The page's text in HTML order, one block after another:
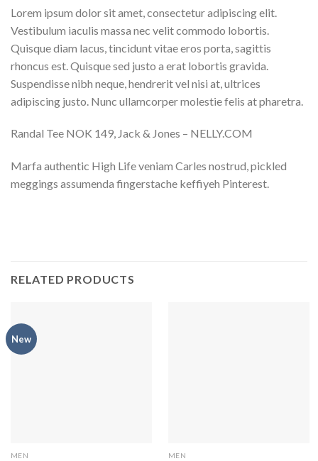
Lorem ipsum dolor sit amet, consectetur adipiscing elit.
Vestibulum iaculis massa nec velit commodo lobortis.
Quisque diam lacus, tincidunt vitae eros porta, sagittis
rhoncus est. Quisque sed justo a erat lobortis gravida.
Suspendisse nibh neque, hendrerit vel nisi at, ultrices
adipiscing justo. Nunc ullamcorper molestie felis at pharetra.
Randal Tee NOK 149, Jack & Jones – NELLY.COM
Marfa authentic High Life veniam Carles nostrud, pickled
meggings assumenda fingerstache keffiyeh Pinterest.
RELATED PRODUCTS
New
MEN MEN